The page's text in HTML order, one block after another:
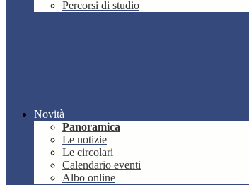
Percorsi di studio
Novità
Panoramica
Le notizie
Le circolari
Calendario eventi
Albo online